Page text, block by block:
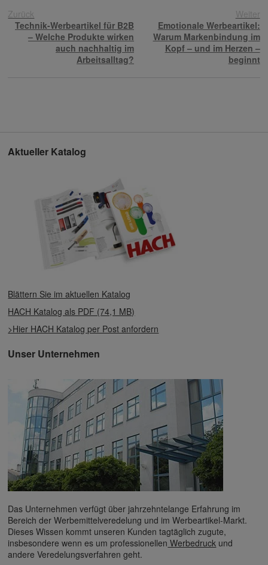
Zurück
Technik-Werbeartikel für B2B
– Welche Produkte wirken
auch nachhaltig im
Arbeitsalltag?
Weiter
Emotionale Werbeartikel:
Warum Markenbindung im
Kopf – und im Herzen –
beginnt
Aktueller Katalog
Blättern Sie im aktuellen Katalog
HACH Katalog als PDF (74,1 MB)
>Hier HACH Katalog per Post anfordern
Unser Unternehmen
Das Unternehmen verfügt über jahrzehntelange Erfahrung im
Bereich der Werbemittelveredelung und im Werbeartikel-Markt.
Dieses Wissen kommt unseren Kunden tagtäglich zugute,
insbesondere wenn es um professionellen Werbedruck und
andere Veredelungsverfahren geht.